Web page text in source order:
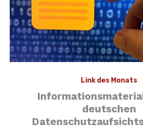
Link des Monats
deutschen